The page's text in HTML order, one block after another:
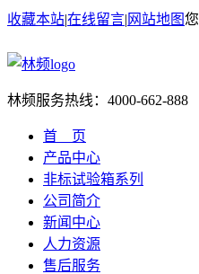
收藏本站|在线留言| 网站地图
林频服务热线： 4000-662-888
首 页
产品中心
非标试验箱系列
公司简介
新闻中心
人力资源
售后服务